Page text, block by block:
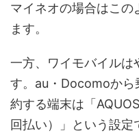
マイネオの場合はこの
ます。
一方、ワイモバイルは
す。au・Docomoから
約する端末は「
回払い）」という設